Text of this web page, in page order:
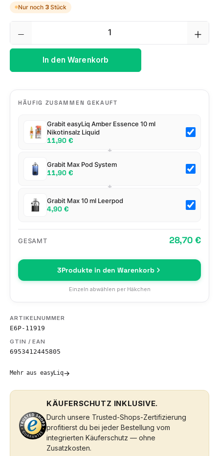
Nur noch 3 Stück
Produkt Anzahl: Gib den
In den Warenkorb
HÄUFIG ZUSAMMEN GEKAUFT
Grabit easyLiq Amber Essence 10 ml
Nikotinsalz Liquid
11,90 €
+
Grabit Max Pod System
11,90 €
+
Grabit Max 10 ml Leerpod
4,90 €
GESAMT 28,70 €
3Produkte in den Warenkorb
Einzeln abwählen per Häkchen
ARTIKELNUMMER
E6P-11919
GTIN / EAN
6953412445805
Mehr aus easyLiq→
KÄUFERSCHUTZ INKLUSIVE.
Durch unsere Trusted-Shops-Zertifizierung
profitierst du bei jeder Bestellung vom
integrierten Käuferschutz — ohne
Zusatzkosten.